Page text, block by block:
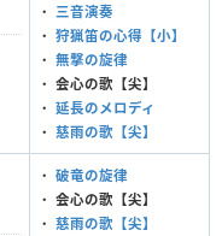
・ 三音演奏
・ 狩猟笛の心得【小】
・ 無撃の旋律
・ 会心の歌【尖】
・ 延長のメロディ
・ 慈雨の歌【尖】
・ 破竜の旋律
・ 会心の歌【尖】
・ 慈雨の歌【尖】